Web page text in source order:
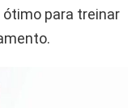
ótimo para treinar